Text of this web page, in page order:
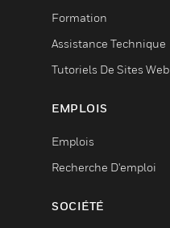
Formation
Assistance Technique
Tutoriels De Sites Web
EMPLOIS
Emplois
Recherche D'emploi
SOCIÉTÉ